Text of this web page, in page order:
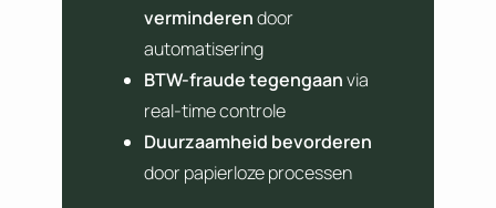
verminderendoor
automatisering
BTW-fraude tegengaanvia
real-time controle
Duurzaamheid bevorderen
door papierloze processen